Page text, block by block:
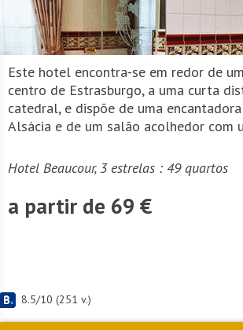
Este hotel encontra-se em redor de
centro de Estrasburgo, a uma curta
catedral, e dispõe de uma
Alsácia e de um salão acolhedor com
Hotel Beaucour, 3 estrelas : 49 quartos
a partir de 69 €
8.5/10 (251 v.)